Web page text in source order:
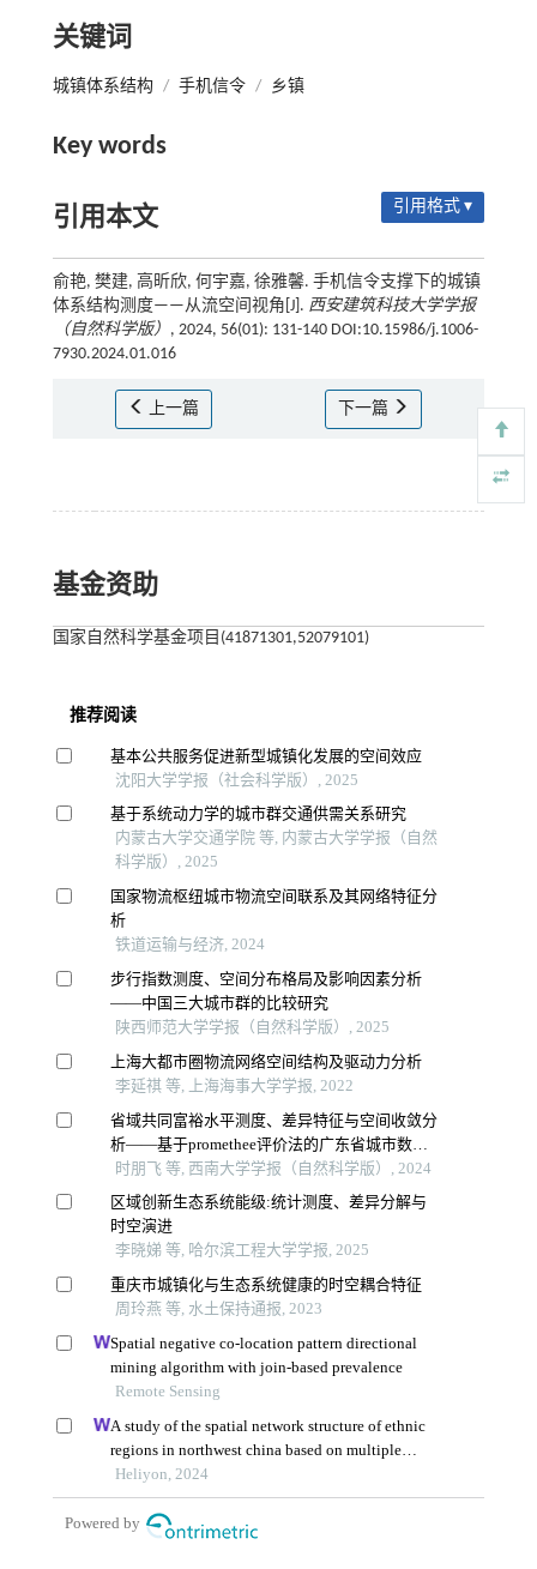
关键词
城镇体系结构 / 手机信令 / 乡镇
Key words
引用本文 引用格式 ▾
俞艳, 樊建, 高昕欣, 何宇嘉, 徐雅馨. 手机信令支撑下的城镇
体系结构测度——从流空间视角[J]. 西安建筑科技大学学报
（自然科学版） , 2024, 56(01): 131-140 DOI:10.15986/j.1006-
7930.2024.01.016
上一篇 下一篇
基金资助
国家自然科学基金项目(41871301,52079101)